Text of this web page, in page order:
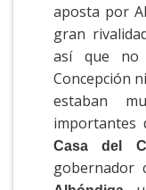
aposta por
gran
así que
Concepción
estaban
importantes
Casa del